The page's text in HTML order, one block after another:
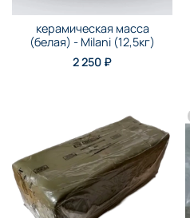
керамическая масса
(белая) - Milani (12,5кг)
2 250 ₽